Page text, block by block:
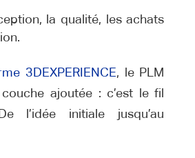
la qualité, les achats
3DEXPERIENCE, le PLM
couche ajoutée : c’est le fil
l’idée initiale jusqu’au